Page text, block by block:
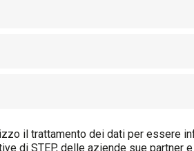
il trattamento dei dati per essere
di STEP, delle aziende sue partner